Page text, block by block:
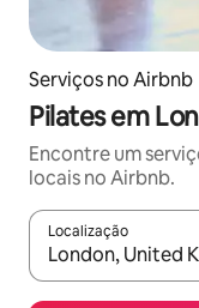
Serviços no Airbnb
Pilates em
Encontre um
locais no Airbnb.
Localização
Quando os